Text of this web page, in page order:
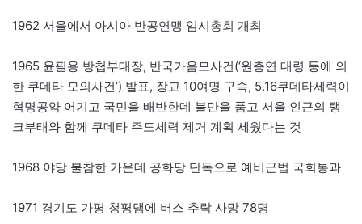
1962 서울에서 아시아 반공연맹 임시총회 개최
1965 윤필용 방첩부대장, 반국가음모사건(‘원충연 대령 등에 의
한 쿠데타 모의사건’) 발표, 장교 10여명 구속, 5.16쿠데타세력이
혁명공약 어기고 국민을 배반한데 불만을 품고 서울 인근의 탱
크부태와 함께 쿠데타 주도세력 제거 계획 세웠다는 것
1968 야당 불참한 가운데 공화당 단독으로 예비군법 국회통과
1971 경기도 가평 청평댐에 버스 추락 사망 78명